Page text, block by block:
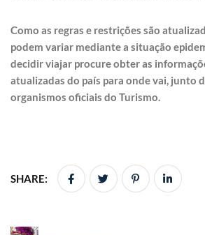
Como as regras e restrições são
podem variar mediante a situação
decidir viajar procure obter as
atualizadas do país para onde vai, junto
organismos oficiais do Turismo.
SHARE: